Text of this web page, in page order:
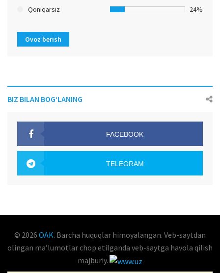
Qoniqarsiz 24%
Ovoz berish
BIZ BILAN BOG‘LANING
FACEBOOK
TELEGRAM
© 2026 OAK. Barcha huquqlar himoyalangan. Veb-saytdan
olingan maʼlumotlar chop etilganda veb-saytga havola qilish
majburiy.